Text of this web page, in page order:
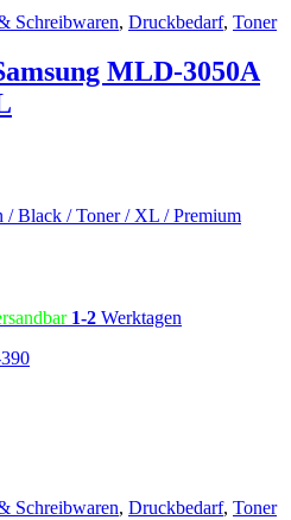
Schreibwaren, Druckbedarf, Toner
MLD-3050A
/ Black / Toner / XL / Premium
1-2 Werktagen
Schreibwaren, Druckbedarf, Toner